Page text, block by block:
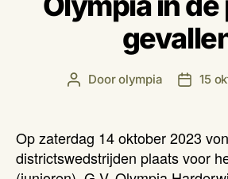
Berichtauteur
Doorolympia 15
Op zaterdag 14 oktober 2023
districtswedstrijden plaats voor